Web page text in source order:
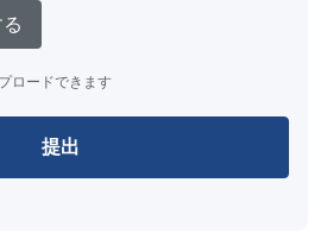
ロードできます
提出